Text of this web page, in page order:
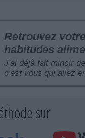
Retrouvez
habitudes
J'ai déjà fait mincir
c'est vous qui allez
sur